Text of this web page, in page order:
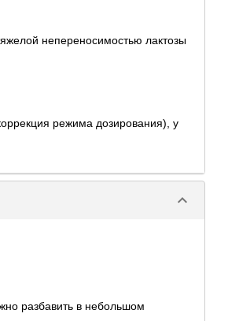
непереносимостью лактозы
режима дозирования), у
keyboard_arrow_down
разбавить в небольшом